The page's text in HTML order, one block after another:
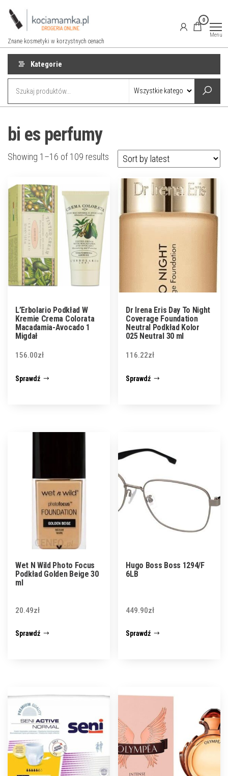
Przejdź
Znane kosmetyki w korzystnych cenach
0
Menu
Kategorie
bi es perfumy
Showing 1–16 of 109 results
L’Erbolario Podkład W
Kremie Crema Colorata
Macadamia-Avocado 1
Migdał
156.00zł
Sprawdź
Dr Irena Eris Day To Night
Coverage Foundation
Neutral Podkład Kolor
025 Neutral 30 ml
116.22zł
Sprawdź
Wet N Wild Photo Focus
Podkład Golden Beige 30
ml
20.49zł
Sprawdź
Hugo Boss Boss 1294/F
6LB
449.90zł
Sprawdź